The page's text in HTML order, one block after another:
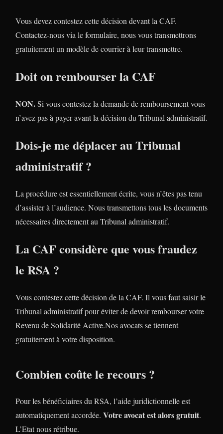
Vous devez contestez cette décision devant la CAF.
Contactez-nous via le formulaire, nous vous transmettrons
gratuitement un modèle de courrier à leur transmettre.
Doit on rembourser la CAF
NON.Si vous contestez la demande de remboursement vous
n’avez pas à payer avant la décision du Tribunal administratif.
Dois-je me déplacer au Tribunal
administratif ?
La procédure est essentiellement écrite, vous n’êtes pas tenu
d’assister à l’audience. Nous transmettons tous les documents
nécessaires directement au Tribunal administratif.
La CAF considère que vous fraudez
le RSA ?
Vous contestez cette décision de la CAF. Il vous faut saisir le
Tribunal administratif pour éviter de devoir rembourser votre
Revenu de Solidarité Active.Nos avocats se tiennent
gratuitement à votre disposition.
Combien coûte le recours ?
Pour les bénéficiaires du RSA, l’aide juridictionnelle est
automatiquement accordée. Votre avocat est alors gratuit.
L’Etat nous rétribue.